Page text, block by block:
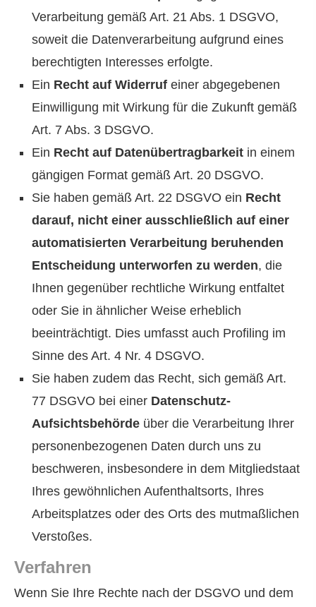
Verarbeitung gemäß Art. 21 Abs. 1 DSGVO,
soweit die Datenverarbeitung aufgrund eines
berechtigten Interesses erfolgte.
Ein Recht auf Widerruf einer abgegebenen
Einwilligung mit Wirkung für die Zukunft gemäß
Art. 7 Abs. 3 DSGVO.
Ein Recht auf Datenübertragbarkeit in einem
gängigen Format gemäß Art. 20 DSGVO.
Sie haben gemäß Art. 22 DSGVO ein Recht
darauf, nicht einer ausschließlich auf einer
automatisierten Verarbeitung beruhenden
Entscheidung unterworfen zu werden, die
Ihnen gegenüber rechtliche Wirkung entfaltet
oder Sie in ähnlicher Weise erheblich
beeinträchtigt. Dies umfasst auch Profiling im
Sinne des Art. 4 Nr. 4 DSGVO.
Sie haben zudem das Recht, sich gemäß Art.
77 DSGVO bei einer Datenschutz-
Aufsichtsbehörde über die Verarbeitung Ihrer
personenbezogenen Daten durch uns zu
beschweren, insbesondere in dem Mitgliedstaat
Ihres gewöhnlichen Aufenthaltsorts, Ihres
Arbeitsplatzes oder des Orts des mutmaßlichen
Verstoßes.
Verfahren
Wenn Sie Ihre Rechte nach der DSGVO und dem